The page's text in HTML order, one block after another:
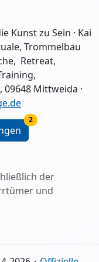
Kunst zu Sein · Kai
Trommelbau
Retreat,
Mittweida ·
2
der
und